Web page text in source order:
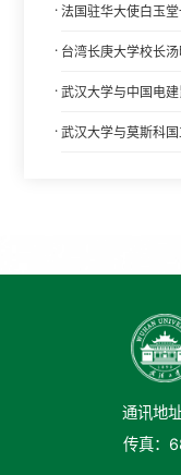
· 法国驻华大使白玉
· 台湾长庚大学校长
· 武汉大学与中国电
· 武汉大学与莫斯科
通讯地
传真：